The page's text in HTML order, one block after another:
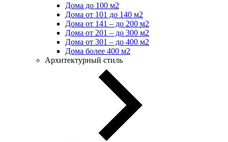
Дома до 100 м2
Дома от 101 до 140 м2
Дома от 141 – до 200 м2
Дома от 201 – до 300 м2
Дома от 301 – до 400 м2
Дома более 400 м2
Архитектурный стиль